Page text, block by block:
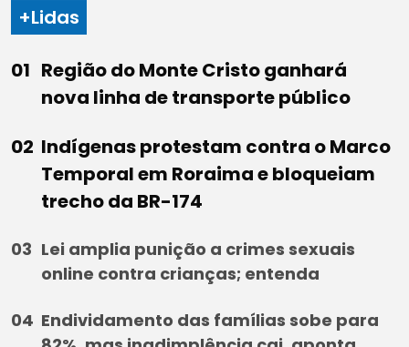
+Lidas
Região do Monte Cristo ganhará
nova linha de transporte público
Indígenas protestam contra o Marco
Temporal em Roraima e bloqueiam
trecho da BR-174
Lei amplia punição a crimes sexuais
online contra crianças; entenda
Endividamento das famílias sobe para